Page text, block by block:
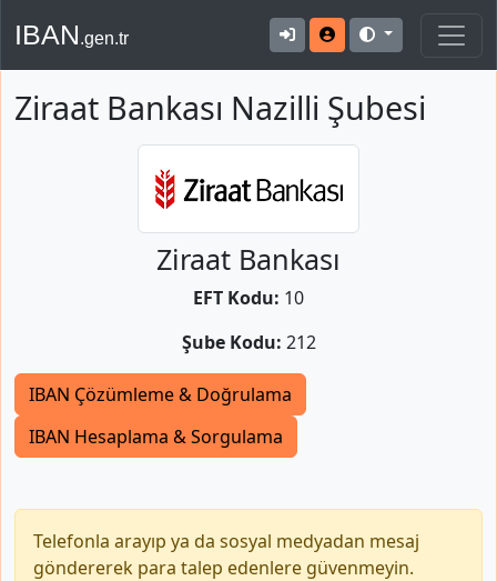
IBAN.gen.tr
Ziraat Bankası Nazilli Şubesi
Ziraat Bankası
EFT Kodu: 10
Şube Kodu: 212
IBAN Çözümleme & Doğrulama
IBAN Hesaplama & Sorgulama
Telefonla arayıp ya da sosyal medyadan mesaj
göndererek para talep edenlere güvenmeyin.